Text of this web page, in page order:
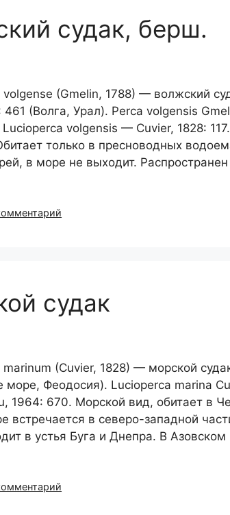
судак, берш.
(Gmelin, 1788) — волжский
461 (Волга, Урал). Perca volgensis
Lucioperca volgensis — Cuvier, 1828:
только в пресноводных
в море не выходит.
судак
(Cuvier, 1828) — морской
море, Феодосия). Lucioperca marina
1964: 670. Морской вид, обитает в
встречается в северо-западной
в устья Буга и Днепра. В